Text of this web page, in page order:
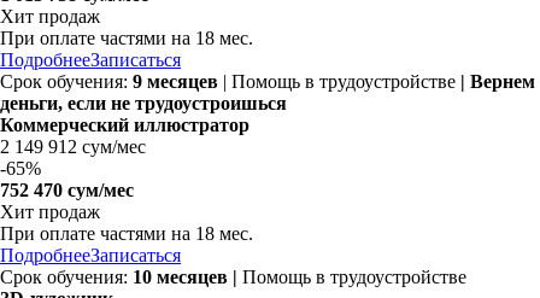
Хит продаж
При оплате частями на 18 мес.
ПодробнееЗаписаться
Срок обучения: 9 месяцев | Помощь в трудоустройстве | Вернем
деньги, если не трудоустроишься
Коммерческий иллюстратор
2 149 912 сум/мес
-65%
752 470 сум/мес
Хит продаж
При оплате частями на 18 мес.
ПодробнееЗаписаться
Срок обучения: 10 месяцев | Помощь в трудоустройстве